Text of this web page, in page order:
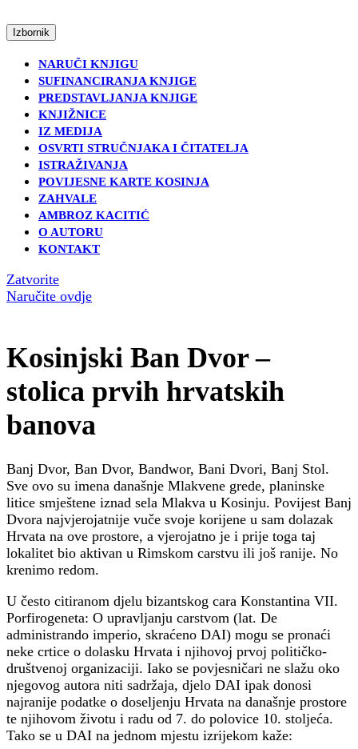
to
Skip
content
IzbornikOpen
NARUČI KNJIGU
SUFINANCIRANJA KNJIGE
PREDSTAVLJANJA KNJIGE
KNJIŽNICE
IZ MEDIJA
OSVRTI STRUČNJAKA I ČITATELJA
ISTRAŽIVANJA
POVIJESNE KARTE KOSINJA
ZAHVALE
AMBROZ KACITIĆ
O AUTORU
KONTAKT
ZatvoriteClose
Menu('Close
agent');
?
Naručite ovdjeNaručite
Kosinjski Ban Dvor –
stolica prvih hrvatskih
banova
Banj Dvor, Ban Dvor, Bandwor, Bani Dvori, Banj Stol.
Sve ovo su imena današnje Mlakvene grede, planinske
litice smještene iznad sela Mlakva u Kosinju. Povijest Banj
Dvora najvjerojatnije vuče svoje korijene u sam dolazak
Hrvata na ove prostore, a vjerojatno je i prije toga taj
lokalitet bio aktivan u Rimskom carstvu ili još ranije. No
krenimo redom.
U često citiranom djelu bizantskog cara Konstantina VII.
Porfirogeneta: O upravljanju carstvom (lat. De
administrando imperio, skraćeno DAI) mogu se pronaći
neke crtice o dolasku Hrvata i njihovoj prvoj političko-
društvenoj organizaciji. Iako se povjesničari ne slažu oko
njegovog autora niti sadržaja, djelo DAI ipak donosi
najranije podatke o doseljenju Hrvata na današnje prostore
te njihovom životu i radu od 7. do polovice 10. stoljeća.
Tako se u DAI na jednom mjestu izrijekom kaže: